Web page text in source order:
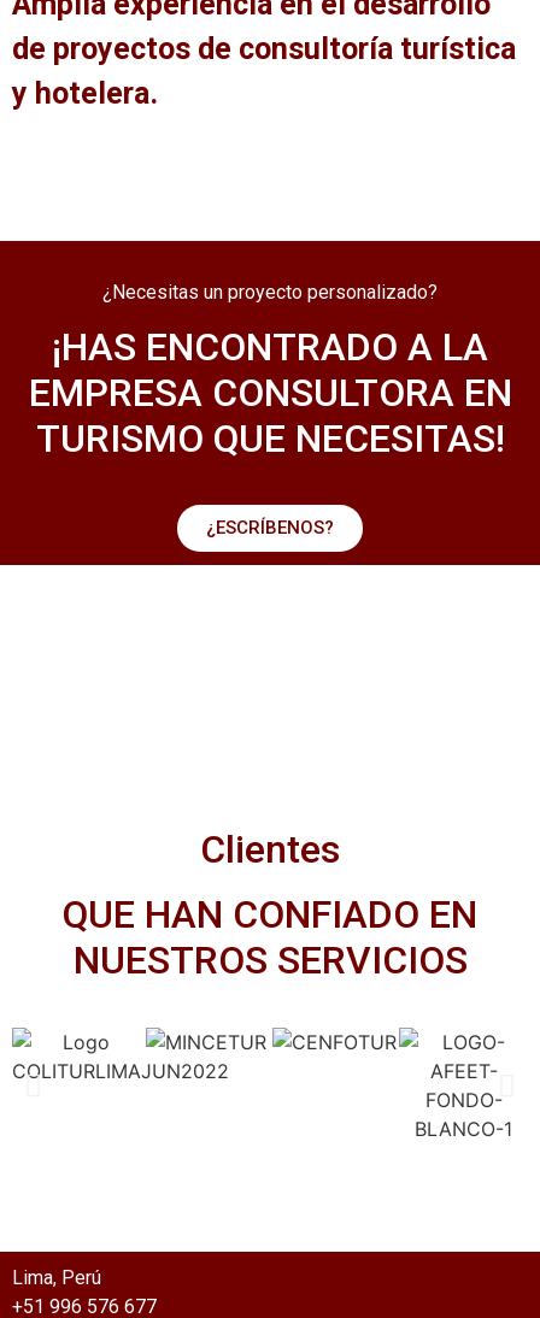
de proyectos de consultoría turística
y hotelera.
¿Necesitas un proyecto personalizado?
¡HAS ENCONTRADO A LA
EMPRESA CONSULTORA EN
TURISMO QUE NECESITAS!
¿ESCRÍBENOS?
Clientes
QUE HAN CONFIADO EN
NUESTROS SERVICIOS
Lima, Perú
+51 996 576 677